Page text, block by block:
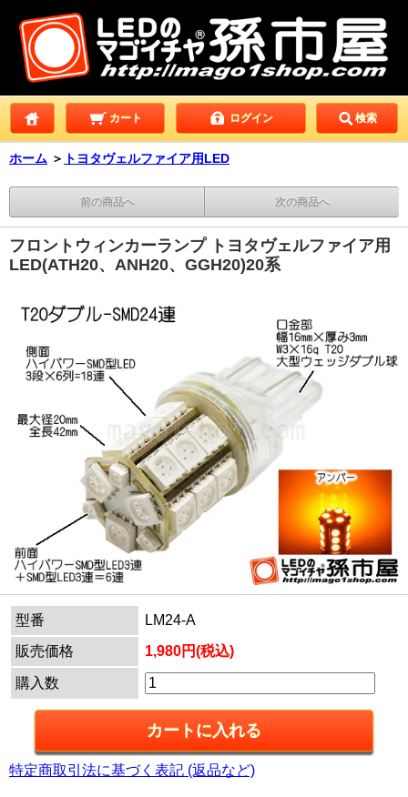
カート ログイン 検索
ホーム ＞ トヨタヴェルファイア用LED
前の商品へ 次の商品へ
フロントウィンカーランプ トヨタヴェルファイア用
LED(ATH20、ANH20、GGH20)20系
型番
LM24-A
販売価格
1,980円(税込)
購入数
特定商取引法に基づく表記 (返品など)